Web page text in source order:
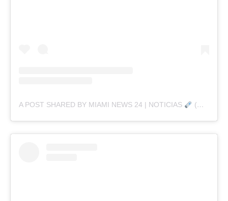
A POST SHARED BY MIAMI NEWS 24 | NOTICIAS (@MIAMINEWS24OFFICIAL)